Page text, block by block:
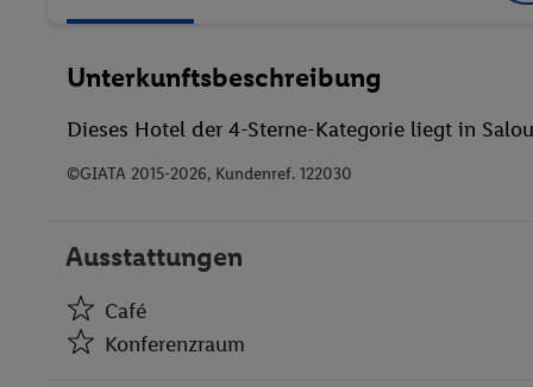
Unterkunftsbeschreibung
Dieses Hotel der 4-Sterne-Kategorie liegt in
©GIATA 2015-2026, Kundenref. 122030
Ausstattungen
Café
Konferenzraum